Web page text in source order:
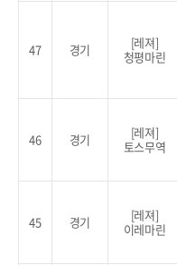
47 경기
[레져]
청평마린
46 경기
[레져]
토스무역
45 경기
[레져]
이레마린